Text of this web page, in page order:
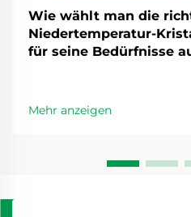
Wie wählt man die
Niedertemperatur-
für seine Bedürfnisse
Mehr anzeigen